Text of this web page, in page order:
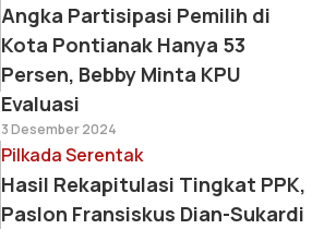
Angka Partisipasi Pemilih di
Kota Pontianak Hanya 53
Persen, Bebby Minta KPU
Evaluasi
3 Desember 2024
Pilkada Serentak
Hasil Rekapitulasi Tingkat PPK,
Paslon Fransiskus Dian-Sukardi